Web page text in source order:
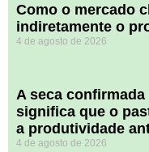
​Como o mercado
indiretamente o
4 de agosto de 2026
A seca
significa que o
a produtividade
4 de agosto de 2026